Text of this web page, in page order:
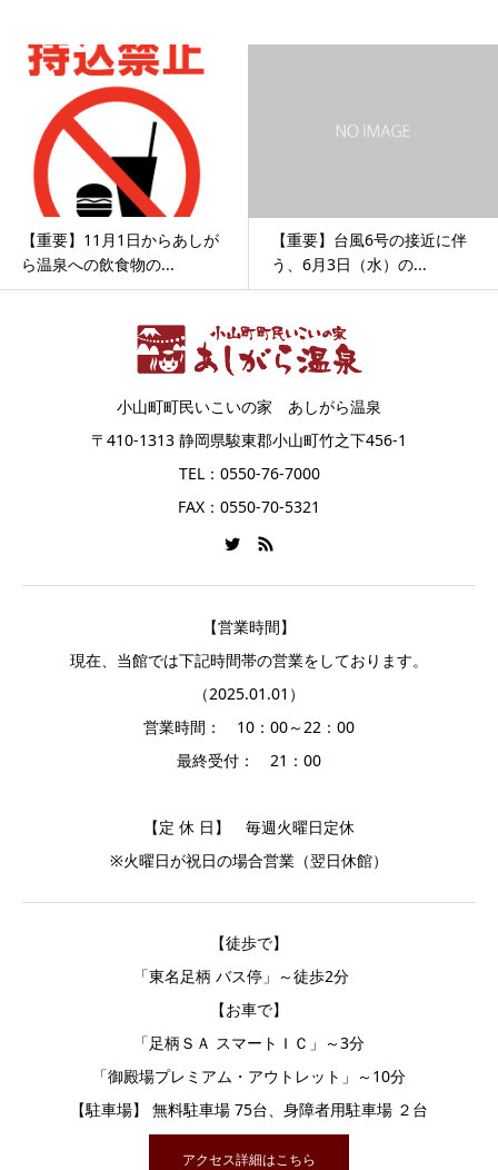
【重要】11月1日からあしが
ら温泉への飲食物の...
【重要】台風6号の接近に伴
う、6月3日（水）の...
小山町町民いこいの家 あしがら温泉
〒410-1313 静岡県駿東郡小山町竹之下456-1
TEL：0550-76-7000
FAX：0550-70-5321
【営業時間】
現在、当館では下記時間帯の営業をしております。
（2025.01.01）
営業時間： 10：00～22：00
最終受付： 21：00
【定 休 日】 毎週火曜日定休
※火曜日が祝日の場合営業（翌日休館）
【徒歩で】
「東名足柄 バス停」～徒歩2分
【お車で】
「足柄ＳＡ スマートＩＣ」～3分
「御殿場プレミアム・アウトレット」～10分
【駐車場】 無料駐車場 75台、身障者用駐車場 ２台
アクセス詳細はこちら